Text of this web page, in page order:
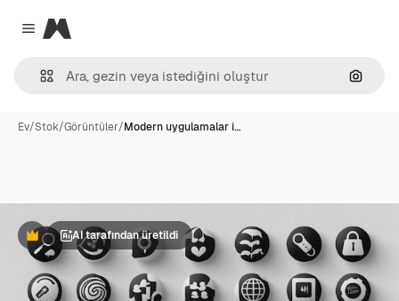
Close menu
Magnific
Ev/Stok/Görüntüler/Modern uygulamalar i…
PremiumAI tarafından üretildi